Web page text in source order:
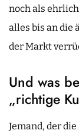
noch als
alles bis an die
der Markt
Und was
„richtige
Jemand, der